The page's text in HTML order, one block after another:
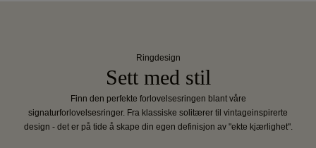
Ringdesign
Sett med stil
Finn den perfekte forlovelsesringen blant våre
signaturforlovelsesringer. Fra klassiske solitærer til vintageinspirerte
design - det er på tide å skape din egen definisjon av "ekte kjærlighet".